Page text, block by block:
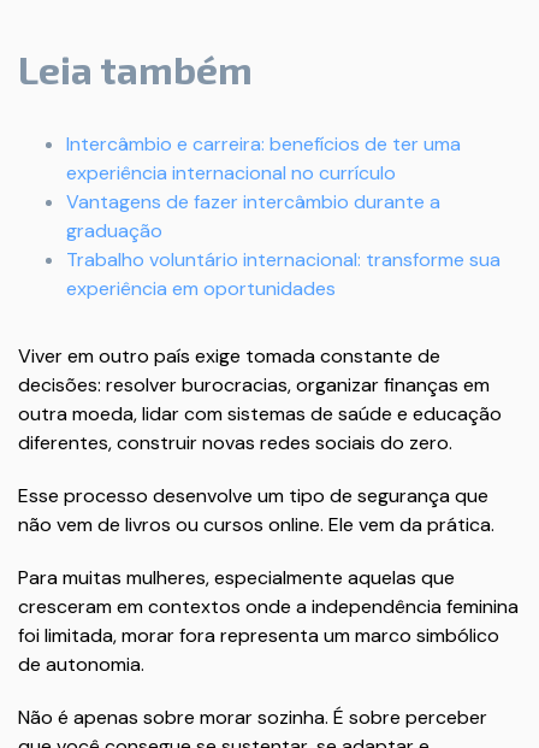
Leia também
Intercâmbio e carreira: benefícios de ter uma
experiência internacional no currículo
Vantagens de fazer intercâmbio durante a
graduação
Trabalho voluntário internacional: transforme sua
experiência em oportunidades
Viver em outro país exige tomada constante de
decisões: resolver burocracias, organizar finanças em
outra moeda, lidar com sistemas de saúde e educação
diferentes, construir novas redes sociais do zero.
Esse processo desenvolve um tipo de segurança que
não vem de livros ou cursos online. Ele vem da prática.
Para muitas mulheres, especialmente aquelas que
cresceram em contextos onde a independência feminina
foi limitada, morar fora representa um marco simbólico
de autonomia.
Não é apenas sobre morar sozinha. É sobre perceber